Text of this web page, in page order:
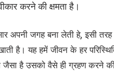
करने की क्षमता है।
अपनी जगह बना लेती हे, इसी तरह
है। यह हमें जीवन के हर
है उसको वैसे ही ग्रहण करने